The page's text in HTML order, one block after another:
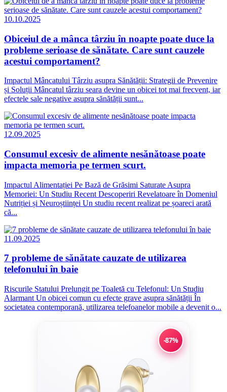
10.10.2025
Obiceiul de a mânca târziu în noapte poate duce la
probleme serioase de sănătate. Care sunt cauzele
acestui comportament?
Impactul Mâncatului Târziu asupra Sănătății: Strategii de Prevenire
și Soluții Mâncatul târziu seara devine un obicei tot mai frecvent, iar
efectele sale negative asupra sănătății sunt...
12.09.2025
Consumul excesiv de alimente nesănătoase poate
impacta memoria pe termen scurt.
Impactul Alimentației Pe Bază de Grăsimi Saturate Asupra
Memoriei: Un Studiu Recent Descoperiri Revelatoare în Domeniul
Nutriției și Neuroștiinței Un studiu recent realizat pe șoareci arată
că...
11.09.2025
7 probleme de sănătate cauzate de utilizarea
telefonului în baie
Riscurile Statului Prelungit pe Toaletă cu Telefonul: Un Studiu
Alarmant Un obicei comun cu efecte grave asupra sănătății În
societatea contemporană, utilizarea telefoanelor mobile a devenit o...
-87%